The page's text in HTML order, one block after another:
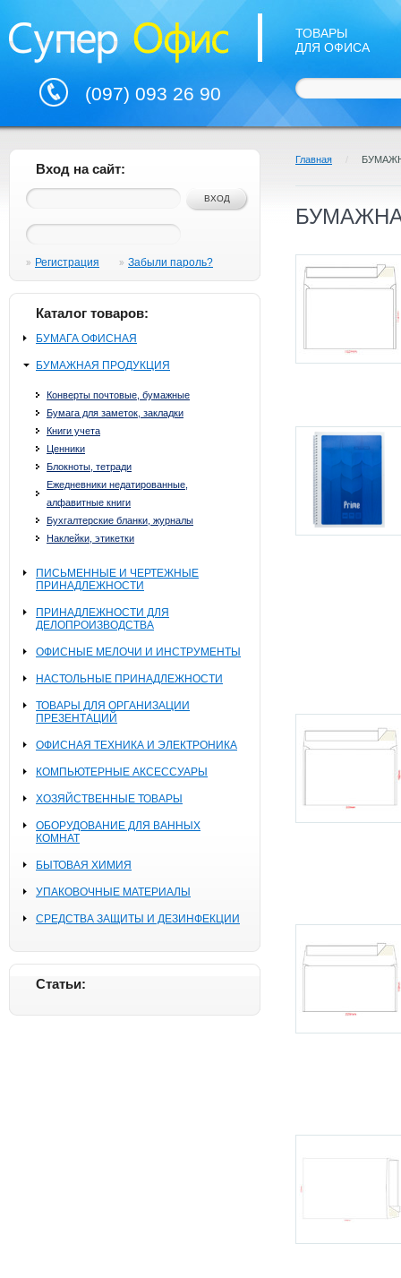
(097) 093 26 90
ТОВАРЫ
ДЛЯ ОФИСА
Вход на сайт:
Регистрация Забыли пароль?
Каталог товаров:
БУМАГА ОФИСНАЯ
БУМАЖНАЯ ПРОДУКЦИЯ
Конверты почтовые, бумажные
Бумага для заметок, закладки
Книги учета
Ценники
Блокноты, тетради
Ежедневники недатированные,
алфавитные книги
Бухгалтерские бланки, журналы
Наклейки, этикетки
ПИСЬМЕННЫЕ И ЧЕРТЕЖНЫЕ
ПРИНАДЛЕЖНОСТИ
ПРИНАДЛЕЖНОСТИ ДЛЯ
ДЕЛОПРОИЗВОДСТВА
ОФИСНЫЕ МЕЛОЧИ И ИНСТРУМЕНТЫ
НАСТОЛЬНЫЕ ПРИНАДЛЕЖНОСТИ
ТОВАРЫ ДЛЯ ОРГАНИЗАЦИИ
ПРЕЗЕНТАЦИЙ
ОФИСНАЯ ТЕХНИКА И ЭЛЕКТРОНИКА
КОМПЬЮТЕРНЫЕ АКСЕССУАРЫ
ХОЗЯЙСТВЕННЫЕ ТОВАРЫ
ОБОРУДОВАНИЕ ДЛЯ ВАННЫХ
КОМНАТ
БЫТОВАЯ ХИМИЯ
УПАКОВОЧНЫЕ МАТЕРИАЛЫ
СРЕДСТВА ЗАЩИТЫ И ДЕЗИНФЕКЦИИ
Статьи:
Главная /